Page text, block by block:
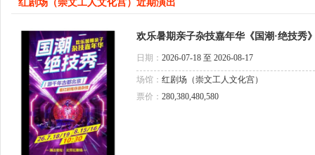
红剧场（崇文工人文化宫）近期演出
欢乐暑期亲子杂技嘉年华《国潮·绝技秀
日期： 2026-07-18 至 2026-08-17
场馆： 红剧场（崇文工人文化宫）
票价： 280,380,480,580